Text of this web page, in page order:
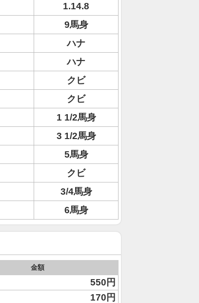
1.14.8
9馬身
ハナ
ハナ
クビ
クビ
1 1/2馬身
3 1/2馬身
5馬身
クビ
3/4馬身
6馬身
金額
550円
170円